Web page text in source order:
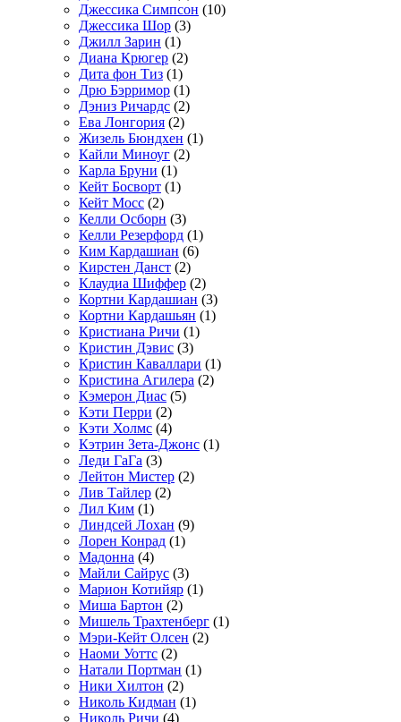
Джессика Симпсон (10)
Джессика Шор (3)
Джилл Зарин (1)
Диана Крюгер (2)
Дита фон Тиз (1)
Дрю Бэрримор (1)
Дэниз Ричардс (2)
Ева Лонгория (2)
Жизель Бюндхен (1)
Кайли Миноуг (2)
Карла Бруни (1)
Кейт Босворт (1)
Кейт Мосс (2)
Келли Осборн (3)
Келли Резерфорд (1)
Ким Кардашиан (6)
Кирстен Данст (2)
Клаудиа Шиффер (2)
Кортни Кардашиан (3)
Кортни Кардашьян (1)
Кристиана Ричи (1)
Кристин Дэвис (3)
Кристин Каваллари (1)
Кристина Агилера (2)
Кэмерон Диас (5)
Кэти Перри (2)
Кэти Холмс (4)
Кэтрин Зета-Джонс (1)
Леди ГаГа (3)
Лейтон Мистер (2)
Лив Тайлер (2)
Лил Ким (1)
Линдсей Лохан (9)
Лорен Конрад (1)
Мадонна (4)
Майли Сайрус (3)
Марион Котийяр (1)
Миша Бартон (2)
Мишель Трахтенберг (1)
Мэри-Кейт Олсен (2)
Наоми Уоттс (2)
Натали Портман (1)
Ники Хилтон (2)
Николь Кидман (1)
Николь Ричи (4)